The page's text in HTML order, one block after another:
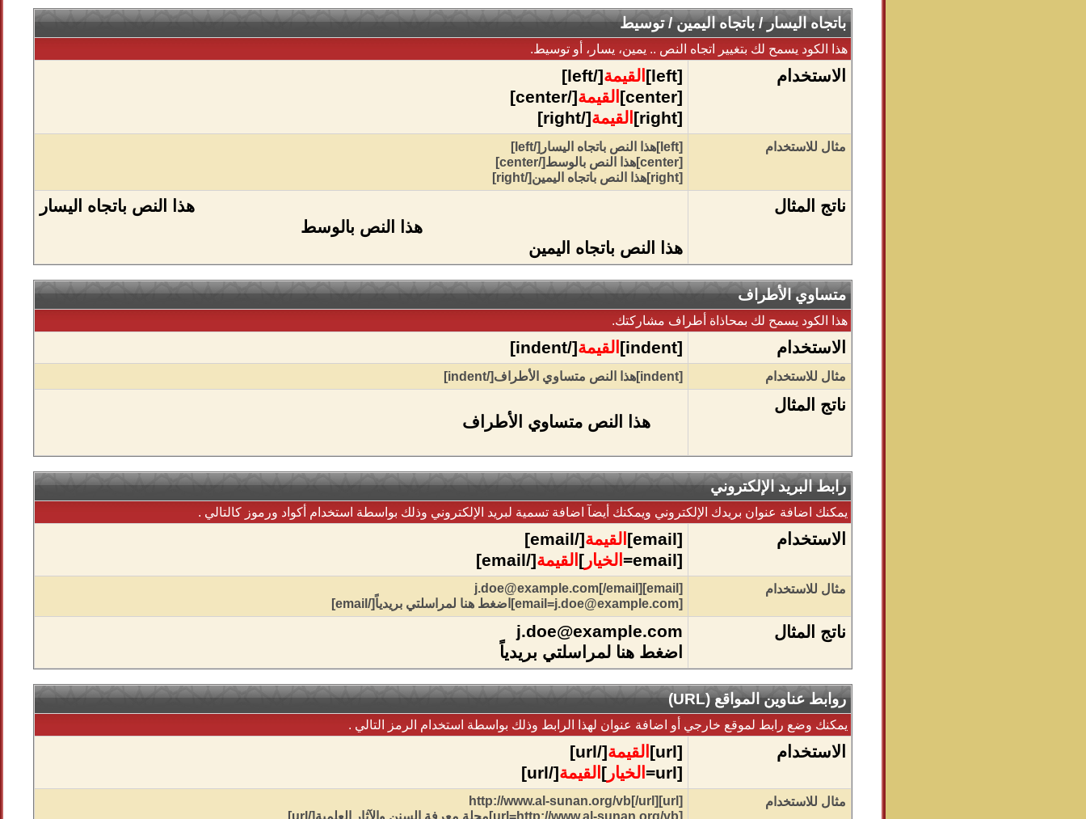
باتجاه اليسار / باتجاه اليمين / توسيط
هذا الكود يسمح لك بتغيير اتجاه النص .. يمين، يسار، أو توسيط.
الاستخدام [left] القيمة[/left]
[center]
القيمة[/center]
[right]
القيمة[/right]
مثال للاستخدام
[left]هذا النص باتجاه اليسار[/left]
[center]هذا النص بالوسط[/center]
[right]هذا النص باتجاه اليمين[/right]
ناتج المثال
هذا النص باتجاه اليسار
هذا النص بالوسط
هذا النص باتجاه اليمين
متساوي الأطراف
هذا الكود يسمح لك بمحاذاة أطراف مشاركتك.
الاستخدام [indent] القيمة[/indent]
مثال للاستخدام [indent]هذا النص متساوي الأطراف[/indent]
ناتج المثال
هذا النص متساوي الأطراف
رابط البريد الإلكتروني
يمكنك اضافة عنوان بريدك الإلكتروني ويمكنك أيضآ اضافة تسمية لبريد الإلكتروني وذلك بواسطة استخدام أكواد ورموز كالتالي .
الاستخدام [email] القيمة[/email]
[email=
الخيار ] القيمة[/email]
مثال للاستخدام
[email]j.doe@example.com[/email]
[email=j.doe@example.com]اضغط هنا لمراسلتي بريدياً[/email]
ناتج المثال
j.doe@example.com
اضغط هنا لمراسلتي بريدياً
روابط عناوين المواقع (URL)
يمكنك وضع رابط لموقع خارجي أو اضافة عنوان لهذا الرابط وذلك بواسطة استخدام الرمز التالي .
الاستخدام [url] القيمة[/url]
[url=
الخيار ] القيمة[/url]
مثال للاستخدام
[url]http://www.al-sunan.org/vb[/url]
[url=http://www.al-sunan.org/vb]مجلة معرفة السنن والآثار العلمية[/url]